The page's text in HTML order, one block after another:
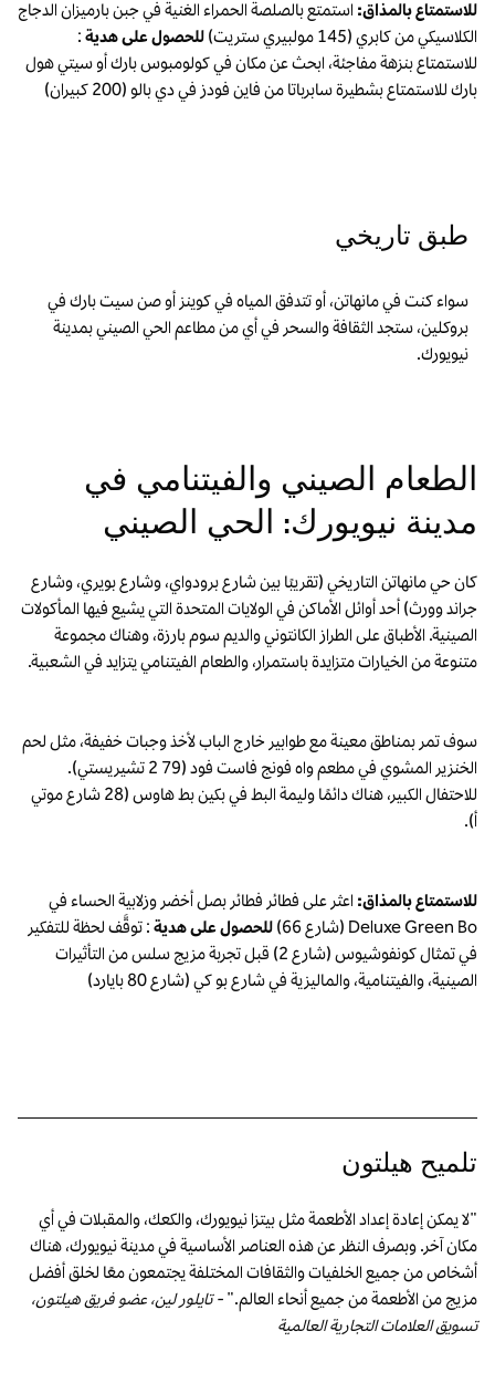
للاستمتاع بالمذاق: استمتع بالصلصة الحمراء الغنية في جبن بارميزان الدجاج
الكلاسيكي من كابري (145 مولبيري ستريت)
للحصول على هدية :
للاستمتاع بنزهة مفاجئة، ابحث عن مكان في كولومبوس بارك أو سيتي هول
بارك للاستمتاع بشطيرة سابرباتا من فاين فودز في دي بالو (200 كبيران)
طبق تاريخي
سواء كنت في مانهاتن، أو تتدفق المياه في كوينز أو صن سيت بارك في
بروكلين، ستجد الثقافة والسحر في أي من مطاعم الحي الصيني بمدينة
نيويورك.
الطعام الصيني والفيتنامي في
مدينة نيويورك: الحي الصيني
كان حي مانهاتن التاريخي (تقريبًا بين شارع برودواي، وشارع بويري، وشارع
جراند وورث) أحد أوائل الأماكن في الولايات المتحدة التي يشيع فيها المأكولات
الصينية. الأطباق على الطراز الكانتوني والديم سوم بارزة، وهناك مجموعة
متنوعة من الخيارات متزايدة باستمرار، والطعام الفيتنامي يتزايد في الشعبية.
سوف تمر بمناطق معينة مع طوابير خارج الباب لأخذ وجبات خفيفة، مثل لحم
الخنزير المشوي في مطعم واه فونج فاست فود (79 2 تشيريستي).
للاحتفال الكبير، هناك دائمًا وليمة البط في بكين بط هاوس (28 شارع موتي
أ).
للاستمتاع بالمذاق: اعثر على فطائر فطائر بصل أخضر وزلابية الحساء في
Deluxe Green Bo (شارع 66)
للحصول على هدية : توقَّف لحظة للتفكير
في تمثال كونفوشيوس (شارع 2) قبل تجربة مزيج سلس من التأثيرات
الصينية، والفيتنامية، والماليزية في شارع بو كي (شارع 80 بايارد)
تلميح هيلتون
"لا يمكن إعادة إعداد الأطعمة مثل بيتزا نيويورك، والكعك، والمقبلات في أي
مكان آخر. وبصرف النظر عن هذه العناصر الأساسية في مدينة نيويورك، هناك
أشخاص من جميع الخلفيات والثقافات المختلفة يجتمعون معًا لخلق أفضل
مزيج من الأطعمة من جميع أنحاء العالم." - تايلور لين، عضو فريق هيلتون،
تسويق العلامات التجارية العالمية